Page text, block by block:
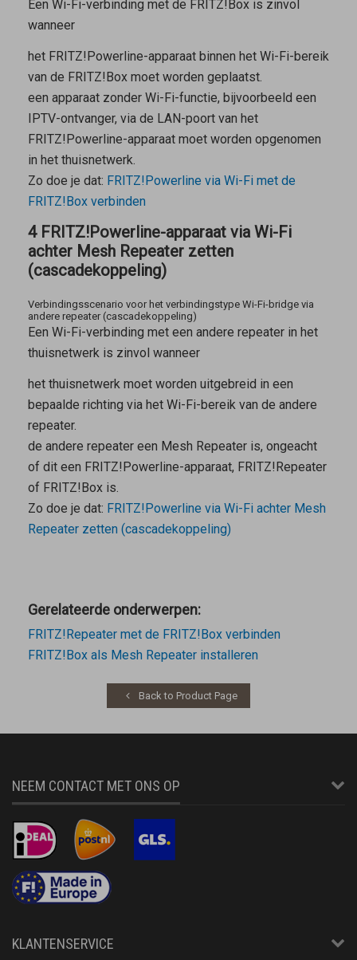
Een Wi-Fi-verbinding met de FRITZ!Box is zinvol
wanneer
het FRITZ!Powerline-apparaat binnen het Wi-Fi-bereik
van de FRITZ!Box moet worden geplaatst.
een apparaat zonder Wi-Fi-functie, bijvoorbeeld een
IPTV-ontvanger, via de LAN-poort van het
FRITZ!Powerline-apparaat moet worden opgenomen
in het thuisnetwerk.
Zo doe je dat: FRITZ!Powerline via Wi-Fi met de
FRITZ!Box verbinden
4 FRITZ!Powerline-apparaat via Wi-Fi
achter Mesh Repeater zetten
(cascadekoppeling)
Verbindingsscenario voor het verbindingstype Wi-Fi-bridge via
andere repeater (cascadekoppeling)
Een Wi-Fi-verbinding met een andere repeater in het
thuisnetwerk is zinvol wanneer
het thuisnetwerk moet worden uitgebreid in een
bepaalde richting via het Wi-Fi-bereik van de andere
repeater.
de andere repeater een Mesh Repeateris, ongeacht
of dit een FRITZ!Powerline-apparaat, FRITZ!Repeater
of FRITZ!Box is.
Zo doe je dat: FRITZ!Powerline via Wi-Fi achter Mesh
Repeater zetten (cascadekoppeling)
Gerelateerde onderwerpen:
FRITZ!Repeater met de FRITZ!Box verbinden
FRITZ!Box als Mesh Repeater installeren
Back to Product Page
NEEM CONTACT MET ONS OP
KLANTENSERVICE